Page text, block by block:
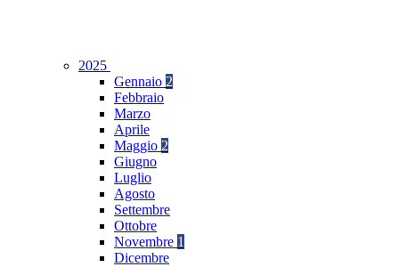
2025
Gennaio 2
Febbraio
Marzo
Aprile
Maggio 2
Giugno
Luglio
Agosto
Settembre
Ottobre
Novembre 1
Dicembre